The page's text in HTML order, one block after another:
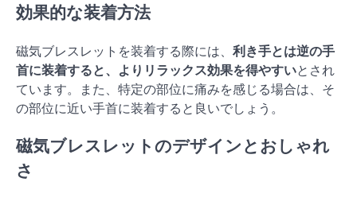
効果的な装着方法
磁気ブレスレットを装着する際には、 利き手とは逆の手
首に装着すると、よりリラックス効果を得やすいとされ
ています。また、特定の部位に痛みを感じる場合は、そ
の部位に近い手首に装着すると良いでしょう。
磁気ブレスレットのデザインとおしゃれ
さ